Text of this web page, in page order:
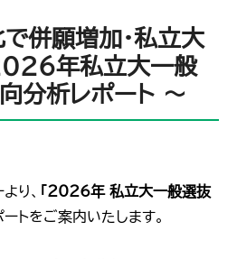
併願増加・私立大
６年私立大一般
分析レポート ～
り、
「2026年 私立大一般選抜
ートをご案内いたします。